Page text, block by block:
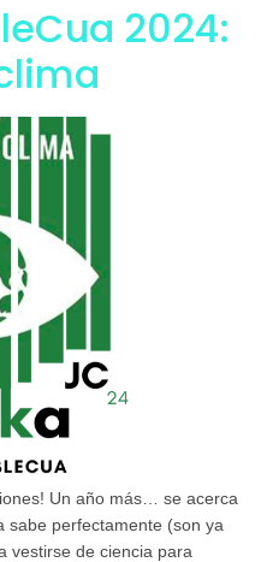
2024:
Un año más… se acerca
perfectamente (son ya
vestirse de ciencia para